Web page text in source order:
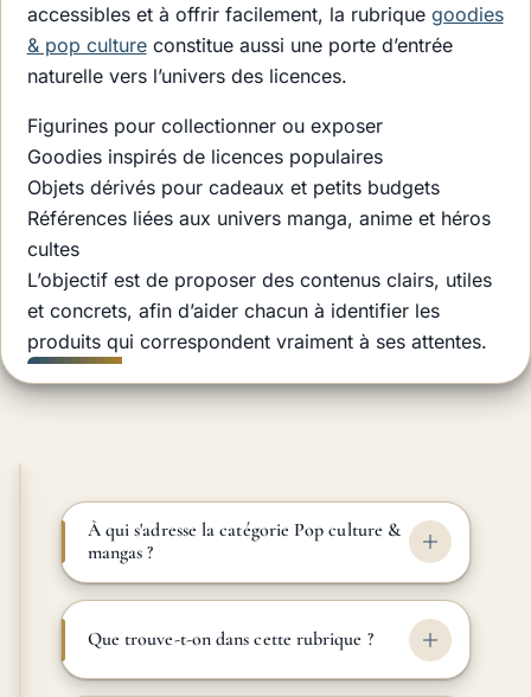
accessibles et à offrir facilement, la rubrique goodies
& pop cultureconstitue aussi une porte d’entrée
naturelle vers l’univers des licences.
Figurines pour collectionner ou exposer
Goodies inspirés de licences populaires
Objets dérivés pour cadeaux et petits budgets
Références liées aux univers manga, anime et héros
cultes
L’objectif est de proposer des contenus clairs, utiles
et concrets, afin d’aider chacun à identifier les
produits qui correspondent vraiment à ses attentes.
À qui s'adresse la catégorie Pop culture &
mangas ?
Que trouve-t-on dans cette rubrique ?